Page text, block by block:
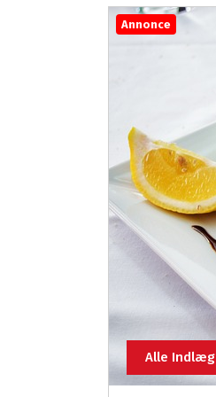
Annonce
Alle Indlæg